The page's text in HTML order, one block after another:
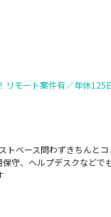
リモート案件有／年休
ベース問わずきちんと
守、ヘルプデスクなど